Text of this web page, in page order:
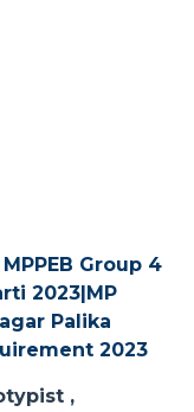
Group 4
2023|MP
Palika
2023
,